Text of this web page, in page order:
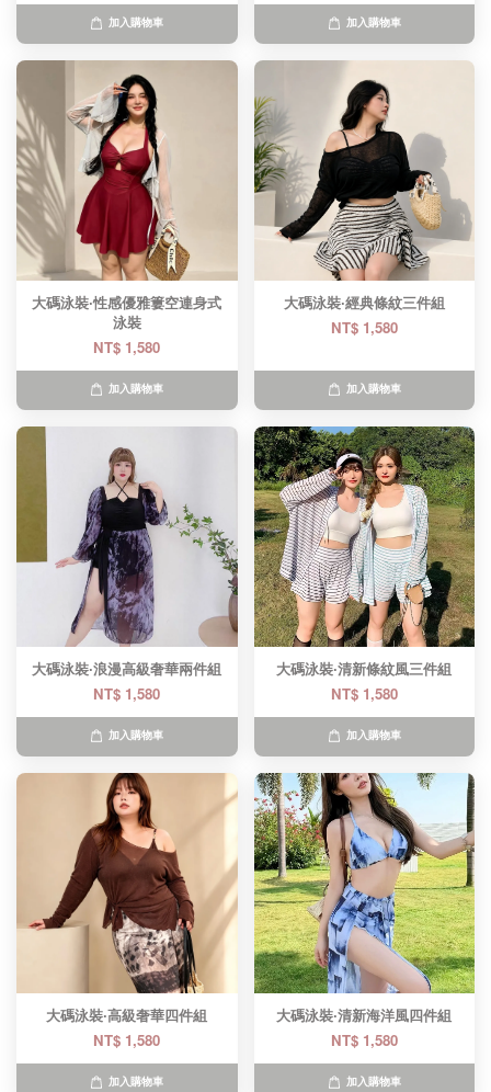
加入購物車 加入購物車
大碼泳裝·性感優雅簍空連身式
泳裝
NT$ 1,580
加入購物車
大碼泳裝·經典條紋三件組
NT$ 1,580
加入購物車
大碼泳裝·浪漫高級奢華兩件組
NT$ 1,580
加入購物車
大碼泳裝·清新條紋風三件組
NT$ 1,580
加入購物車
大碼泳裝·高級奢華四件組
NT$ 1,580
加入購物車
大碼泳裝·清新海洋風四件組
NT$ 1,580
加入購物車